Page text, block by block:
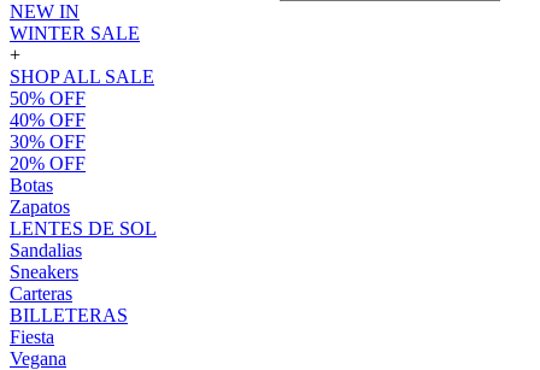
NEW IN
WINTER SALE
+
SHOP ALL SALE
50% OFF
40% OFF
30% OFF
20% OFF
Botas
Zapatos
LENTES DE SOL
Sandalias
Sneakers
Carteras
BILLETERAS
Fiesta
Vegana